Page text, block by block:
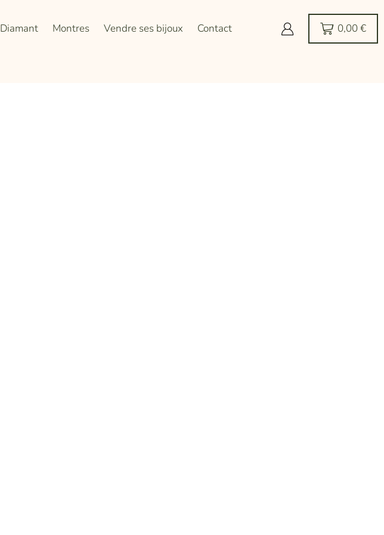
Diamant Montres Vendre ses bijoux Contact 0,00€